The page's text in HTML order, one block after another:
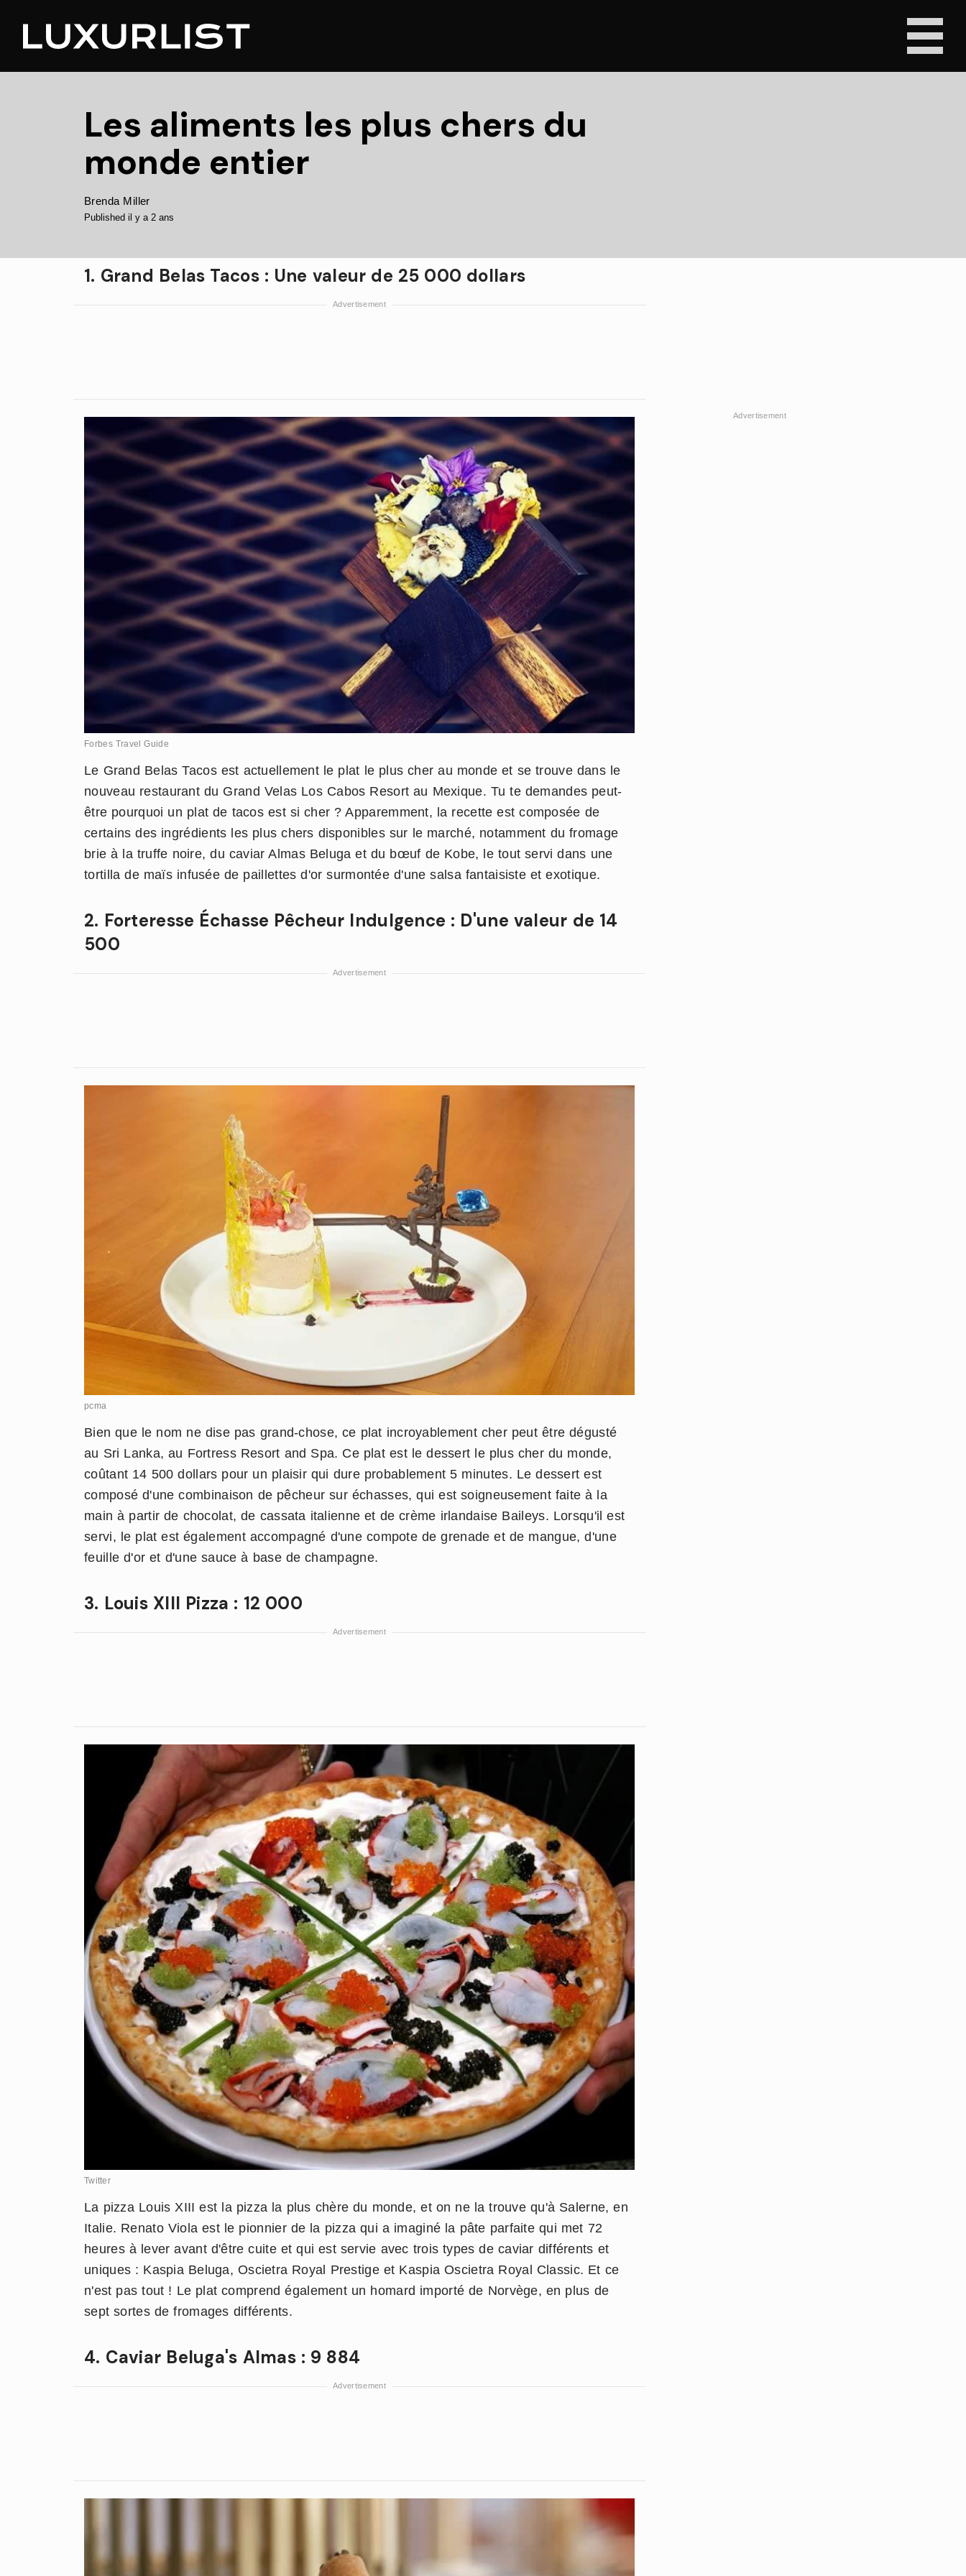
Les aliments les plus chers du
monde entier
Brenda Miller
Published il y a 2 ans
1. Grand Belas Tacos : Une valeur de 25 000 dollars
Forbes Travel Guide
Le Grand Belas Tacos est actuellement le plat le plus cher au monde et se trouve dans le
nouveau restaurant du Grand Velas Los Cabos Resort au Mexique. Tu te demandes peut-
être pourquoi un plat de tacos est si cher ? Apparemment, la recette est composée de
certains des ingrédients les plus chers disponibles sur le marché, notamment du fromage
brie à la truffe noire, du caviar Almas Beluga et du bœuf de Kobe, le tout servi dans une
tortilla de maïs infusée de paillettes d'or surmontée d'une salsa fantaisiste et exotique.
2. Forteresse Échasse Pêcheur Indulgence : D'une valeur de 14
500
pcma
Bien que le nom ne dise pas grand-chose, ce plat incroyablement cher peut être dégusté
au Sri Lanka, au Fortress Resort and Spa. Ce plat est le dessert le plus cher du monde,
coûtant 14 500 dollars pour un plaisir qui dure probablement 5 minutes. Le dessert est
composé d'une combinaison de pêcheur sur échasses, qui est soigneusement faite à la
main à partir de chocolat, de cassata italienne et de crème irlandaise Baileys. Lorsqu'il est
servi, le plat est également accompagné d'une compote de grenade et de mangue, d'une
feuille d'or et d'une sauce à base de champagne.
3. Louis XIII Pizza : 12 000
Twitter
La pizza Louis XIII est la pizza la plus chère du monde, et on ne la trouve qu'à Salerne, en
Italie. Renato Viola est le pionnier de la pizza qui a imaginé la pâte parfaite qui met 72
heures à lever avant d'être cuite et qui est servie avec trois types de caviar différents et
uniques : Kaspia Beluga, Oscietra Royal Prestige et Kaspia Oscietra Royal Classic. Et ce
n'est pas tout ! Le plat comprend également un homard importé de Norvège, en plus de
sept sortes de fromages différents.
4. Caviar Beluga's Almas : 9 884